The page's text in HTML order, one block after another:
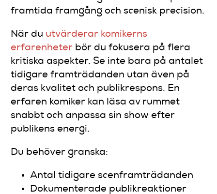
framtida framgång och scenisk precision.
När du utvärderar komikerns
erfarenheter bör du fokusera på flera
kritiska aspekter. Se inte bara på antalet
tidigare framträdanden utan även på
deras kvalitet och publikrespons. En
erfaren komiker kan läsa av rummet
snabbt och anpassa sin show efter
publikens energi.
Du behöver granska:
Antal tidigare scenframträdanden
Dokumenterade publikreaktioner